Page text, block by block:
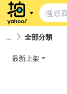
全部分類
最新上架